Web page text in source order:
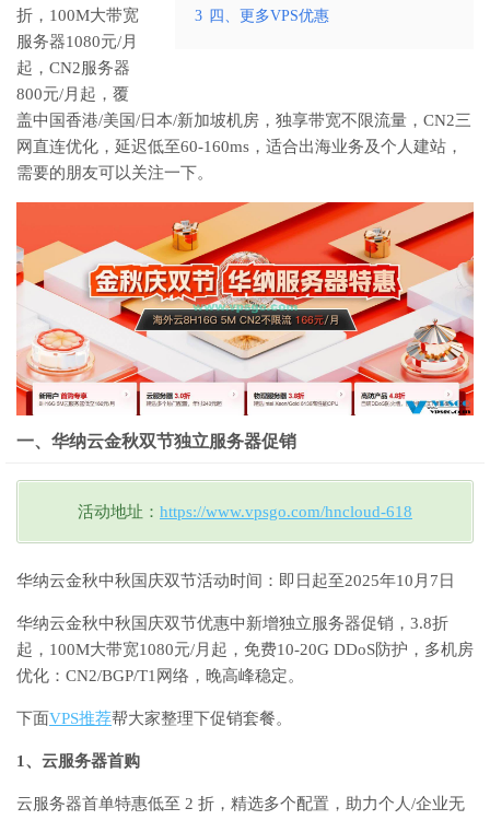
3 四、更多VPS优惠
折，100M大带宽
服务器1080元/月
起，CN2服务器
800元/月起，覆
盖中国香港/美国/日本/新加坡机房，独享带宽不限流量，CN2三
网直连优化，延迟低至60-160ms，适合出海业务及个人建站，
需要的朋友可以关注一下。
一、华纳云金秋双节独立服务器促销
活动地址： https://www.vpsgo.com/hncloud-618
华纳云金秋中秋国庆双节活动时间：即日起至2025年10月7日
华纳云金秋中秋国庆双节优惠中新增独立服务器促销，3.8折
起，100M大带宽1080元/月起，免费10-20G DDoS防护，多机房
优化：CN2/BGP/T1网络，晚高峰稳定。
下面VPS推荐帮大家整理下促销套餐。
1、云服务器首购
云服务器首单特惠低至 2 折，精选多个配置，助力个人/企业无